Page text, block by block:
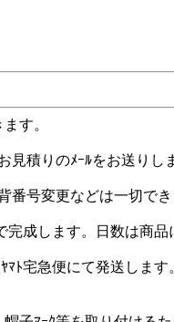
す。
見積りのﾒｰﾙをお送りし
番号変更などは一切でき
完成します。日数は商品
ﾏﾄ宅急便にて発送しま